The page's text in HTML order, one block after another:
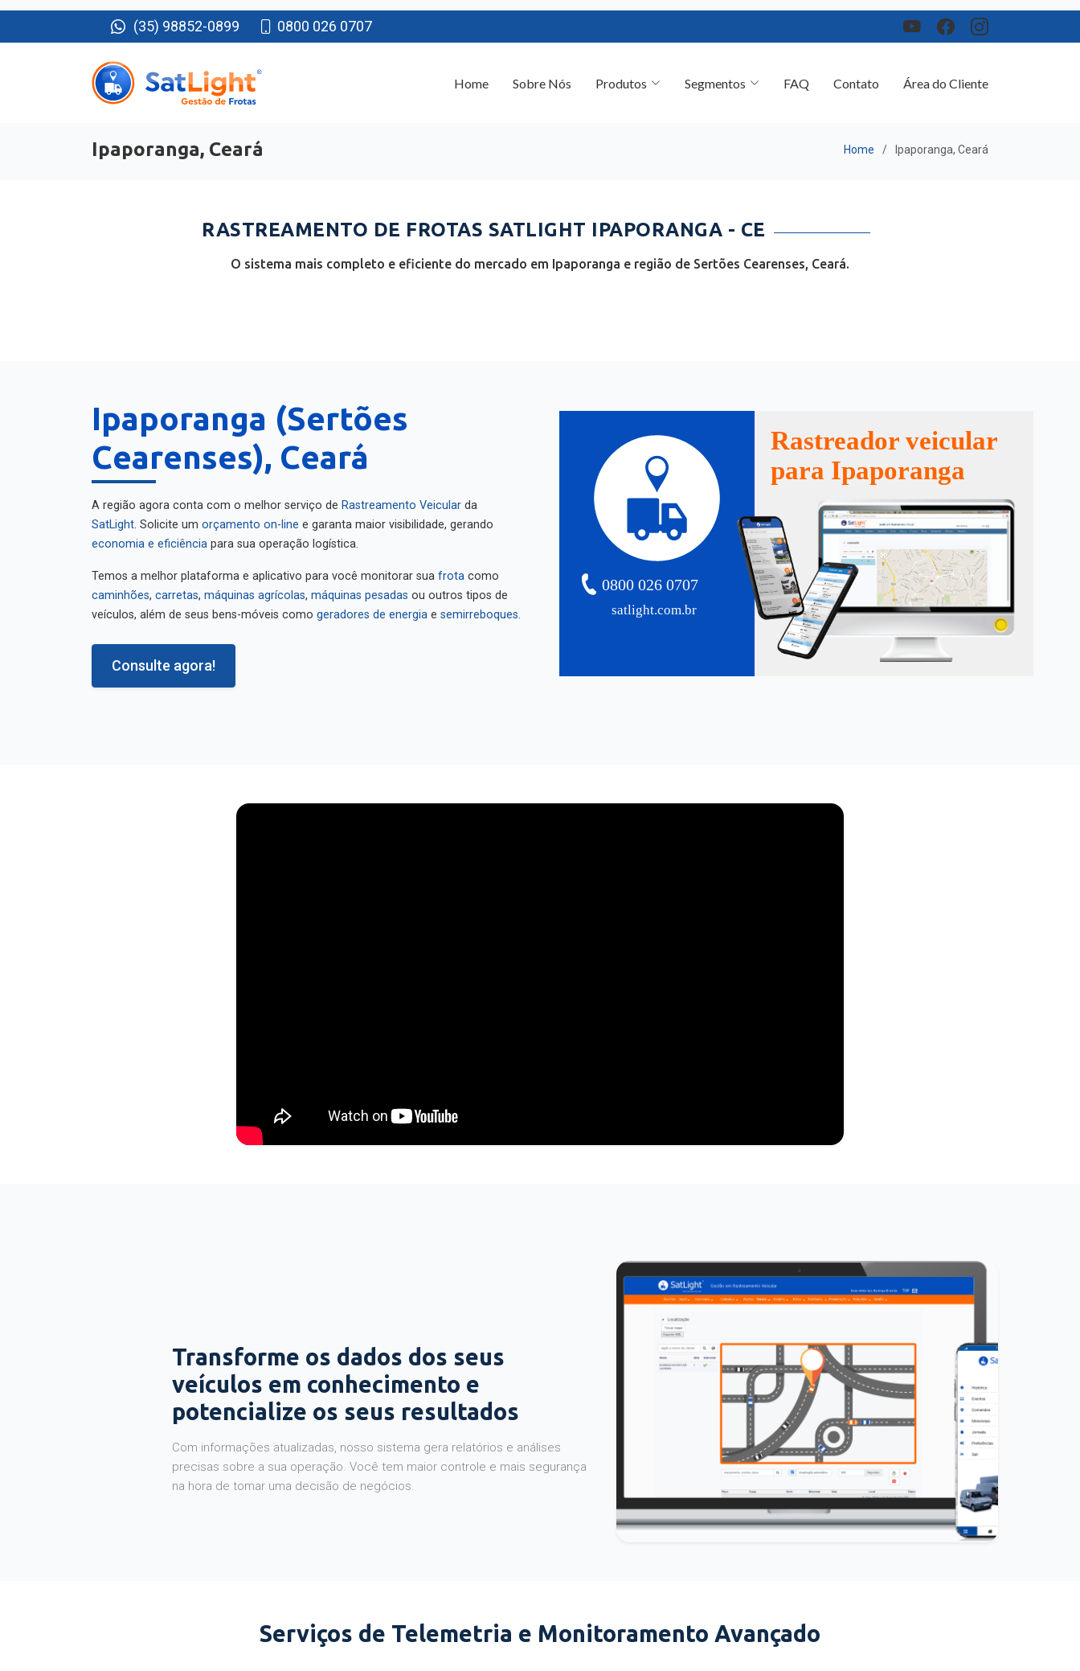
(35) 98852-0899 0800 026 0707
Ipaporanga, Ceará Home Ipaporanga, Ceará
RASTREAMENTO DE FROTAS SATLIGHT IPAPORANGA - CE
O sistema mais completo e eficiente do mercado em Ipaporanga e região de Sertões Cearenses, Ceará.
Ipaporanga (Sertões
Cearenses), Ceará
A região agora conta com o melhor serviço de Rastreamento Veicular
da
SatLight . Solicite um orçamento on-line
e garanta maior visibilidade, gerando
economia e eficiência
para sua operação logística.
Temos a melhor plataforma e aplicativo para você monitorar sua frota
caminhões
carretas máquinas agrícolas máquinas pesadas
ou outros tipos de
veículos, além de seus bens-móveis como
geradores de energia semirreboques
Consulte agora!
satlight.com.br
0800 026 0707
Rastreador veicular
para Ipaporanga
Transforme os dados dos seus
veículos em conhecimento e
potencialize os seus resultados
Com informações atualizadas, nosso sistema gera relatórios e análises
precisas sobre a sua operação. Você tem maior controle e mais segurança
na hora de tomar uma decisão de negócios.
Serviços de Telemetria e Monitoramento Avançado